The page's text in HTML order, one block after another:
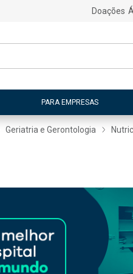
Doações
PARA EMPRESAS
Geriatria e Gerontologia